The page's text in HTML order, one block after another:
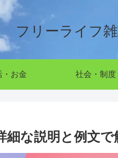
フリーライフ
・お金 社会・制度
細な説明と例文で